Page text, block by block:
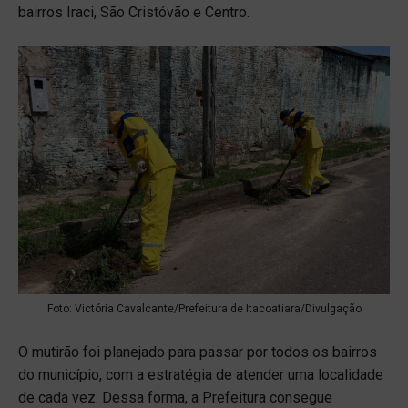
bairros Iraci, São Cristóvão e Centro.
Foto: Victória Cavalcante/Prefeitura de Itacoatiara/Divulgação
O mutirão foi planejado para passar por todos os bairros
do município, com a estratégia de atender uma localidade
de cada vez. Dessa forma, a Prefeitura consegue